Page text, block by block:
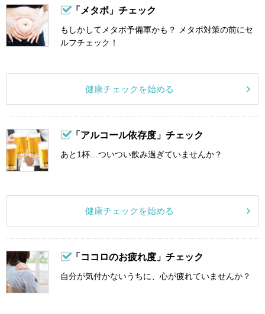
「メタボ」チェック
もしかしてメタボ予備軍かも？ メタボ対策の前にセ
ルフチェック！
健康チェックを始める
「アルコール依存度」チェック
あと1杯…ついつい飲み過ぎていませんか？
健康チェックを始める
「ココロのお疲れ度」チェック
自分が気付かないうちに、心が疲れていませんか？